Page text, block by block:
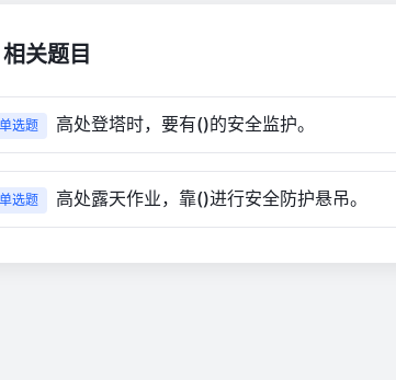
相关题目
单选题 高处登塔时，要有()的安全监护。
单选题 高处露天作业，靠()进行安全防护悬吊。